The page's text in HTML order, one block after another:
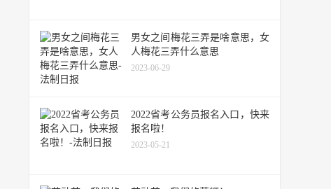
男女之间梅花三弄是啥意思，女
人梅花三弄什么意思
2023-06-29
2022省考公务员报名入口，快来
报名啦！
2023-05-21